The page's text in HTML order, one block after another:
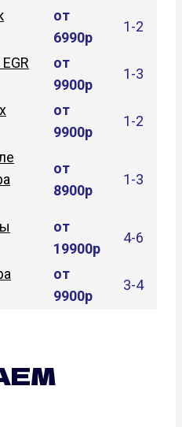
от
6990р
1-2
от
9900р
1-3
от
9900р
1-2
от
8900р
1-3
от
19900р
4-6
от
9900р
3-4